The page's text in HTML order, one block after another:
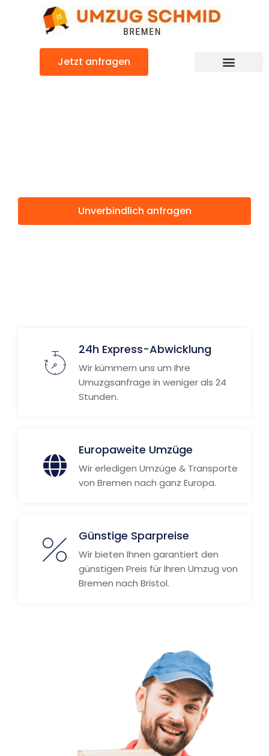
Jetzt anfragen
Unverbindlich anfragen
24h Express-Abwicklung
Wir kümmern uns um Ihre
Umuzgsanfrage in weniger als 24
Stunden.
Europaweite Umzüge
Wir erledigen Umzüge & Transporte
von Bremen nach ganz Europa.
Günstige Sparpreise
Wir bieten Ihnen garantiert den
günstigen Preis für Ihren Umzug von
Bremen nach Bristol.